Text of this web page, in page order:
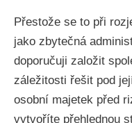
Přestože se to při
jako zbytečná
doporučuji založit
záležitosti řešit pod
osobní majetek před
vytvoříte přehlednou